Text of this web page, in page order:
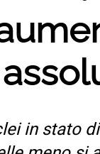
in stato